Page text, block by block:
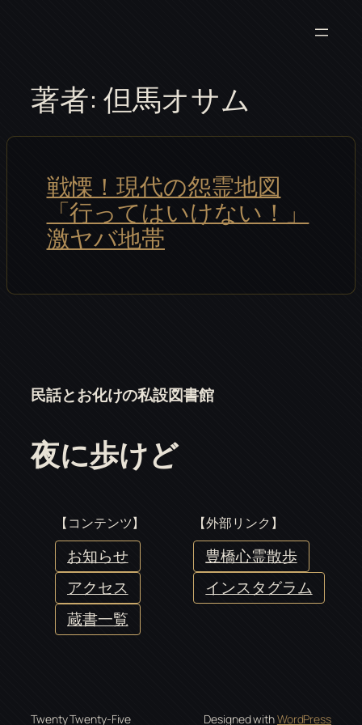
プ
著者: 但馬オサム
戦慄！現代の怨霊地図
「行ってはいけない！」
激ヤバ地帯
民話とお化けの私設図書館
夜に歩けど
【コンテンツ】
お知らせ
アクセス
蔵書一覧
【外部リンク】
豊橋心霊散歩
インスタグラム
Twenty Twenty-Five Designed withWordPress